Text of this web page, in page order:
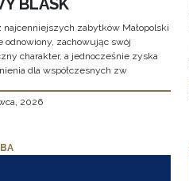
BLASK
najcenniejszych zabytków Małopolski
odnowiony, zachowując swój
charakter, a jednocześnie zyska
dla współczesnych zw
2026